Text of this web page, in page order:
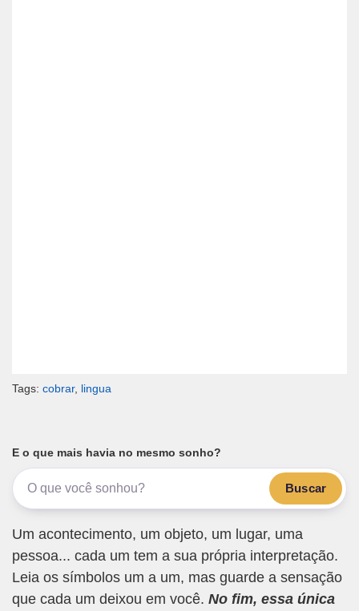
Tags: cobrar, lingua
E o que mais havia no mesmo sonho?
Buscar
Um acontecimento, um objeto, um lugar, uma
pessoa... cada um tem a sua própria interpretação.
Leia os símbolos um a um, mas guarde a sensação
que cada um deixou em você. No fim, essa única